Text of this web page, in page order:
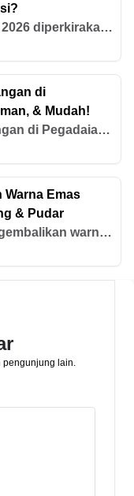
diperkirakan
5.000 per troy
faktor
investasinya di
di
& Mudah!
di Pegadaian
mudah, praktis,
informasi
tersebut di artikel
Warna Emas
& Pudar
warna
adalah
ulang (replating).
pengunjung lain.